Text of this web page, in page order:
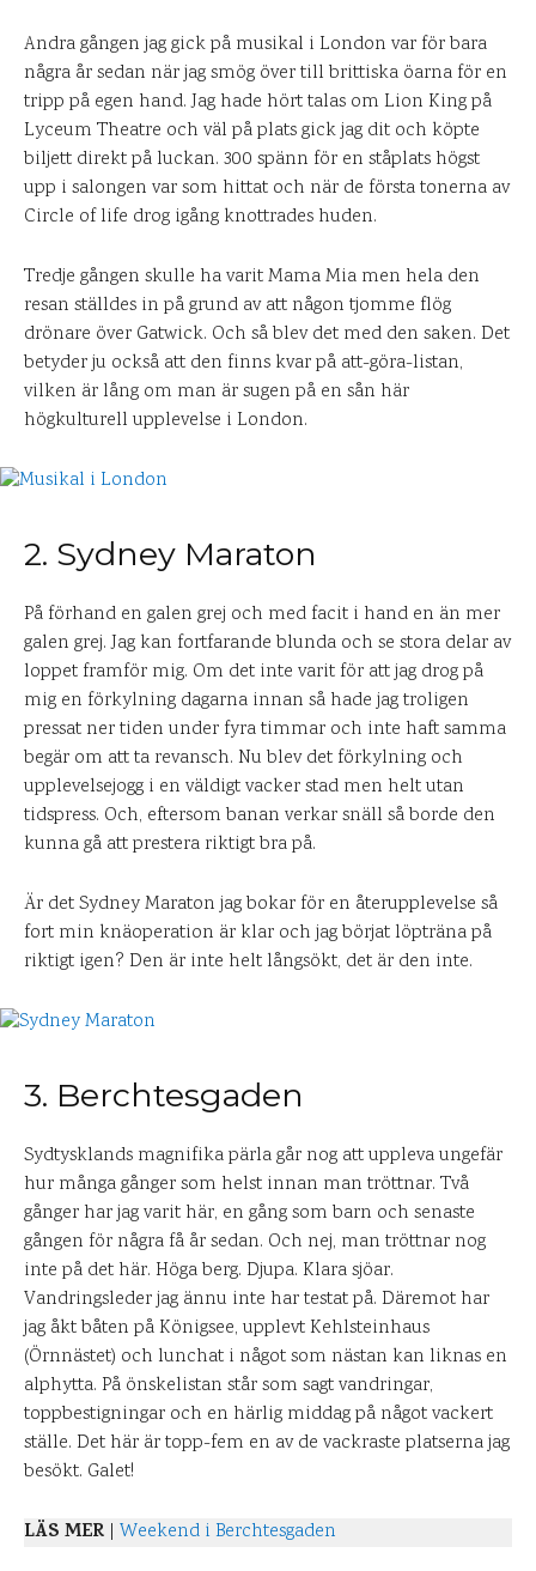
Andra gången jag gick på musikal i London var för bara
några år sedan när jag smög över till brittiska öarna för en
tripp på egen hand. Jag hade hört talas om Lion King på
Lyceum Theatre och väl på plats gick jag dit och köpte
biljett direkt på luckan. 300 spänn för en ståplats högst
upp i salongen var som hittat och när de första tonerna av
Circle of life drog igång knottrades huden.
Tredje gången skulle ha varit Mama Mia men hela den
resan ställdes in på grund av att någon tjomme flög
drönare över Gatwick. Och så blev det med den saken. Det
betyder ju också att den finns kvar på att-göra-listan,
vilken är lång om man är sugen på en sån här
högkulturell upplevelse i London.
2. Sydney Maraton
På förhand en galen grej och med facit i hand en än mer
galen grej. Jag kan fortfarande blunda och se stora delar av
loppet framför mig. Om det inte varit för att jag drog på
mig en förkylning dagarna innan så hade jag troligen
pressat ner tiden under fyra timmar och inte haft samma
begär om att ta revansch. Nu blev det förkylning och
upplevelsejogg i en väldigt vacker stad men helt utan
tidspress. Och, eftersom banan verkar snäll så borde den
kunna gå att prestera riktigt bra på.
Är det Sydney Maraton jag bokar för en återupplevelse så
fort min knäoperation är klar och jag börjat löpträna på
riktigt igen? Den är inte helt långsökt, det är den inte.
3. Berchtesgaden
Sydtysklands magnifika pärla går nog att uppleva ungefär
hur många gånger som helst innan man tröttnar. Två
gånger har jag varit här, en gång som barn och senaste
gången för några få år sedan. Och nej, man tröttnar nog
inte på det här. Höga berg. Djupa. Klara sjöar.
Vandringsleder jag ännu inte har testat på. Däremot har
jag åkt båten på Königsee, upplevt Kehlsteinhaus
(Örnnästet) och lunchat i något som nästan kan liknas en
alphytta. På önskelistan står som sagt vandringar,
toppbestigningar och en härlig middag på något vackert
ställe. Det här är topp-fem en av de vackraste platserna jag
besökt. Galet!
LÄS MER | Weekend i Berchtesgaden